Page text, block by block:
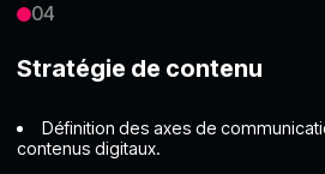
04
Stratégie de contenu
Définition des axes de
contenus digitaux.